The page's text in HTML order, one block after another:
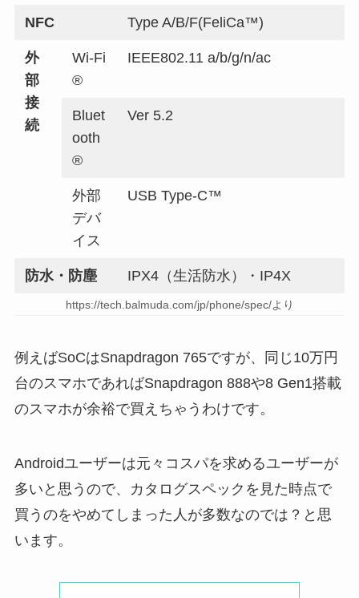
NFC Type A/B/F(FeliCa™)
外
部
接
続
Wi-Fi
®
IEEE802.11 a/b/g/n/ac
Bluet
ooth
®
Ver 5.2
外部
デバ
イス
USB Type-C™
防水・防塵 IPX4（生活防水）・IP4X
https://tech.balmuda.com/jp/phone/spec/より
例えばSoCはSnapdragon 765ですが、同じ10万円
台のスマホであればSnapdragon 888や8 Gen1搭載
のスマホが余裕で買えちゃうわけです。
Androidユーザーは元々コスパを求めるユーザーが
多いと思うので、カタログスペックを見た時点で
買うのをやめてしまった人が多数なのでは？と思
います。